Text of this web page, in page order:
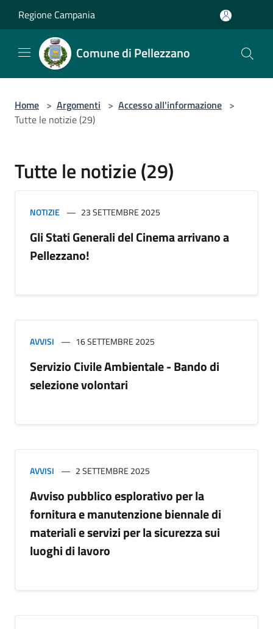
Regione Campania
Comune di Pellezzano
Home > Argomenti > Accesso all'informazione >
Tutte le notizie (29)
Tutte le notizie (29)
NOTIZIE 23 SETTEMBRE 2025
Gli Stati Generali del Cinema arrivano a
Pellezzano!
AVVISI 16 SETTEMBRE 2025
Servizio Civile Ambientale - Bando di
selezione volontari
AVVISI 2 SETTEMBRE 2025
Avviso pubblico esplorativo per la
fornitura e manutenzione biennale di
materiali e servizi per la sicurezza sui
luoghi di lavoro